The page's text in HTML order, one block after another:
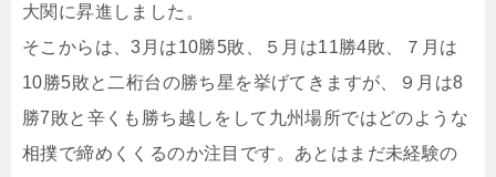
大関に昇進しました。
そこからは、3月は10勝5敗、５月は11勝4敗、７月は
10勝5敗と二桁台の勝ち星を挙げてきますが、９月は8
勝7敗と辛くも勝ち越しをして九州場所ではどのような
相撲で締めくくるのか注目です。あとはまだ未経験の